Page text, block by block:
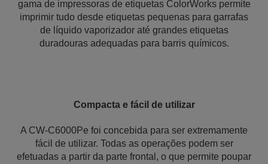
gama de impressoras de etiquetas ColorWorks permite
imprimir tudo desde etiquetas pequenas para garrafas
de líquido vaporizador até grandes etiquetas
duradouras adequadas para barris químicos.
Compacta e fácil de utilizar
A CW-C6000Pe foi concebida para ser extremamente
fácil de utilizar. Todas as operações podem ser
efetuadas a partir da parte frontal, o que permite poupar